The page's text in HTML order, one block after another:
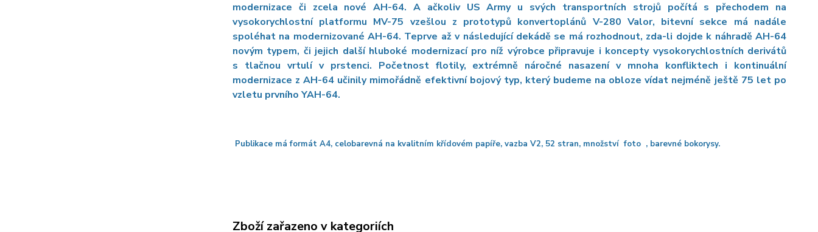
modernizace či zcela nové AH-64. A ačkoliv US Army u svých transportních strojů počítá s přechodem na
vysokorychlostní platformu MV-75 vzešlou z prototypů konvertoplánů V-280 Valor, bitevní sekce má nadále
spoléhat na modernizované AH-64. Teprve až v následující dekádě se má rozhodnout, zda-li dojde k náhradě AH-64
novým typem, či jejich další hluboké modernizací pro níž výrobce připravuje i koncepty vysokorychlostních derivátů
s tlačnou vrtulí v prstenci. Početnost flotily, extrémně náročné nasazení v mnoha konfliktech i kontinuální
modernizace z AH-64 učinily mimořádně efektivní bojový typ, který budeme na obloze vídat nejméně ještě 75 let po
vzletu prvního YAH-64.
Publikace má formát A4, celobarevná na kvalitním křídovém papíře, vazba V2, 52 stran, množství foto , barevné bokorysy.
Zboží zařazeno v kategoriích